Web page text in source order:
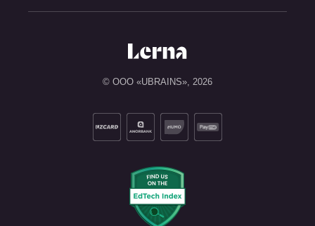
© ООО «UBRAINS», 2026